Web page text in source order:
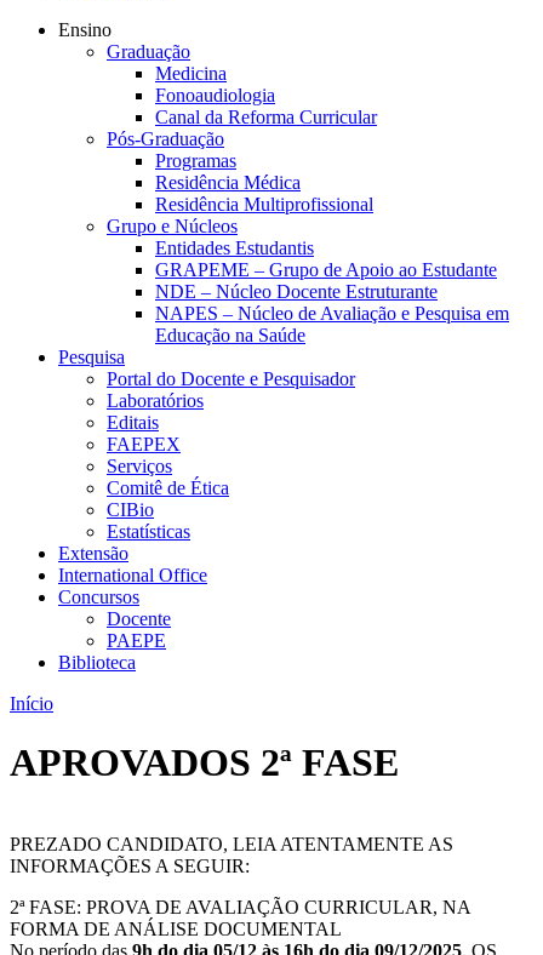
Ensino
Graduação
Medicina
Fonoaudiologia
Canal da Reforma Curricular
Pós-Graduação
Programas
Residência Médica
Residência Multiprofissional
Grupo e Núcleos
Entidades Estudantis
GRAPEME – Grupo de Apoio ao Estudante
NDE – Núcleo Docente Estruturante
NAPES – Núcleo de Avaliação e Pesquisa em
Educação na Saúde
Pesquisa
Portal do Docente e Pesquisador
Laboratórios
Editais
FAEPEX
Serviços
Comitê de Ética
CIBio
Estatísticas
Extensão
International Office
Concursos
Docente
PAEPE
Biblioteca
Início
APROVADOS 2ª FASE
PREZADO CANDIDATO, LEIA ATENTAMENTE AS
INFORMAÇÕES A SEGUIR:
2ª FASE: PROVA DE AVALIAÇÃO CURRICULAR, NA
FORMA DE ANÁLISE DOCUMENTAL
No período das 9h do dia 05/12 às 16h do dia 09/12/2025, OS